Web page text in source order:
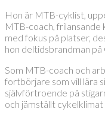
Hon är MTB-cyklist,
MTB-coach,
med fokus på platser,
hon deltidsbrandman
Som MTB-coach och
fortbörjare som vill lära
självförtroende på
och jämställt cykelklimat